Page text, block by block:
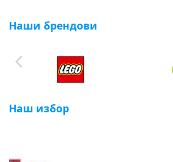
Наши брендови
Наш избор